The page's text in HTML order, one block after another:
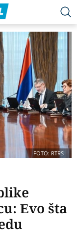
FOTO: RTRS
Evo šta